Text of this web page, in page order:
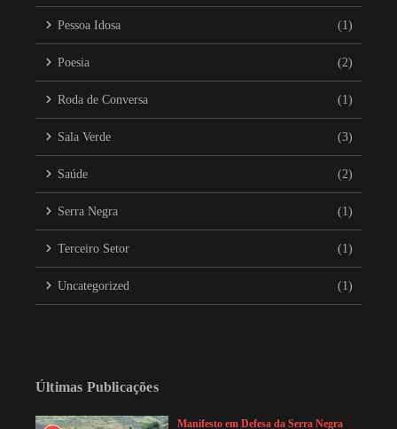
Pessoa Idosa (1)
Poesia (2)
Roda de Conversa (1)
Sala Verde (3)
Saúde (2)
Serra Negra (1)
Terceiro Setor (1)
Uncategorized (1)
Últimas Publicações
Manifesto em Defesa da Serra Negra